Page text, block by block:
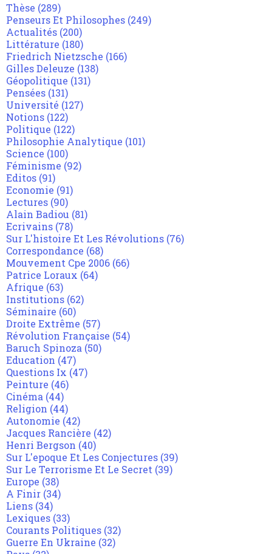
Thèse (289)
Penseurs Et Philosophes (249)
Actualités (200)
Littérature (180)
Friedrich Nietzsche (166)
Gilles Deleuze (138)
Géopolitique (131)
Pensées (131)
Université (127)
Notions (122)
Politique (122)
Philosophie Analytique (101)
Science (100)
Féminisme (92)
Editos (91)
Economie (91)
Lectures (90)
Alain Badiou (81)
Ecrivains (78)
Sur L'histoire Et Les Révolutions (76)
Correspondance (68)
Mouvement Cpe 2006 (66)
Patrice Loraux (64)
Afrique (63)
Institutions (62)
Séminaire (60)
Droite Extrême (57)
Révolution Française (54)
Baruch Spinoza (50)
Education (47)
Questions Ix (47)
Peinture (46)
Cinéma (44)
Religion (44)
Autonomie (42)
Jacques Rancière (42)
Henri Bergson (40)
Sur L'epoque Et Les Conjectures (39)
Sur Le Terrorisme Et Le Secret (39)
Europe (38)
A Finir (34)
Liens (34)
Lexiques (33)
Courants Politiques (32)
Guerre En Ukraine (32)